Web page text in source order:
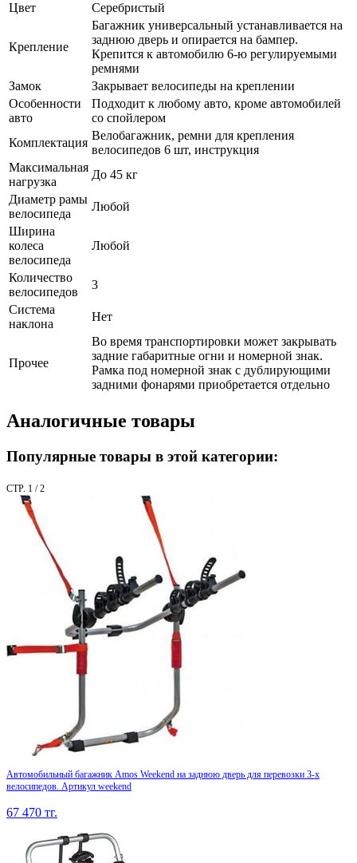
Цвет
Серебристый
Крепление
Багажник универсальный устанавливается на
заднюю дверь и опирается на бампер.
Крепится к автомобилю 6-ю регулируемыми
ремнями
Замок
Закрывает велосипеды на креплении
Особенности
авто
Подходит к любому авто, кроме автомобилей
со спойлером
Комплектация
Велобагажник, ремни для крепления
велосипедов 6 шт, инструкция
Максимальная
нагрузка
До 45 кг
Диаметр рамы
велосипеда
Любой
Ширина
колеса
велосипеда
Любой
Количество
велосипедов
3
Система
наклона
Нет
Прочее
Во время транспортировки может закрывать
задние габаритные огни и номерной знак.
Рамка под номерной знак с дублирующими
задними фонарями приобретается отдельно
Аналогичные товары
Популярные товары в этой категории:
СТР. 1 / 2
Автомобильный багажник Amos Weekend на заднюю дверь для перевозки 3-х
велосипедов. Артикул weekend
67 470 тг.